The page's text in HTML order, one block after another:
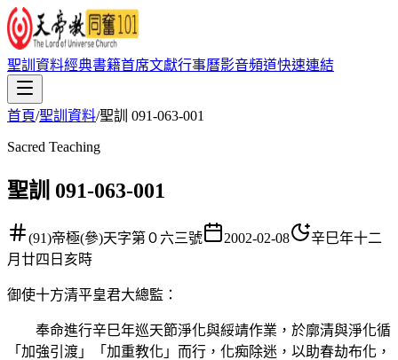
聖訓資料經典書籍首席文獻行事曆影音頻道快速連結
首頁/聖訓資料/聖訓 091-063-001
Sacred Teaching
聖訓 091-063-001
(91)帝極(參)天字第０六三號 2002-02-08
辛巳年十二
月廿四日亥時
御使十方清平皇君大總監 ：
奉命進行辛巳年巡天節淨化與綏靖作業，於廓清與淨化循
「加強引渡」「加重教化」而行，化痴除迷，以助春劫布化，